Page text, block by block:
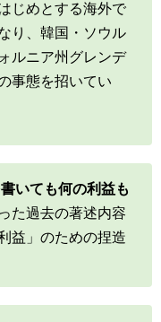
じめとする海外で
り、韓国・ソウル
ルニア州グレンデ
事態を招いてい
書いても何の利益も
た過去の著述内容
益」のための捏造